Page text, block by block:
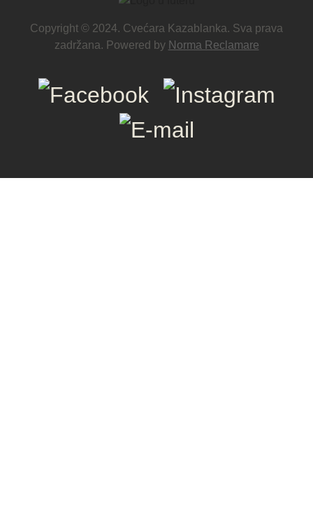
Copyright © 2024. Cvećara Kazablanka. Sva prava
zadržana. Powered by Norma Reclamare